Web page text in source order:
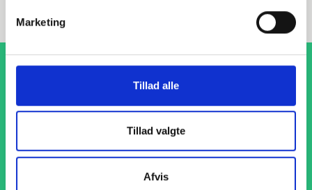
Marketing
Tillad alle
Tillad valgte
Afvis
1-4 dages levering